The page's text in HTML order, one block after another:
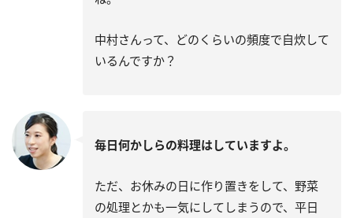
中村さんって、どのくらいの頻度で自炊して
いるんですか？
毎日何かしらの料理はしていますよ。
ただ、お休みの日に作り置きをして、野菜
の処理とかも一気にしてしまうので、平日